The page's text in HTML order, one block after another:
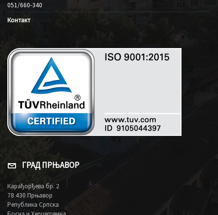
051/660-340
Контакт
ГРАД ПРЊАВОР
Карађорђева бр. 2
78 430 Прњавор
Република Српска